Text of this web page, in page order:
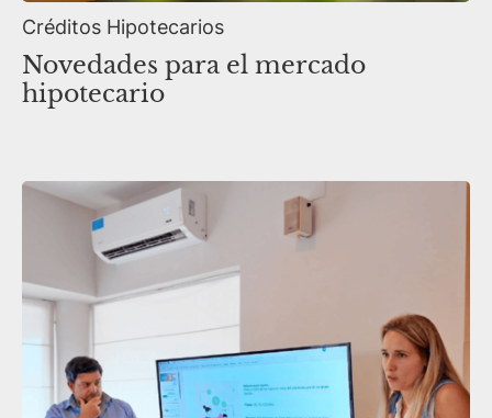
Créditos Hipotecarios
Novedades para el mercado
hipotecario